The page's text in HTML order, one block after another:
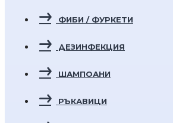
ФИБИ / ФУРКЕТИ
ДЕЗИНФЕКЦИЯ
ШАМПОАНИ
РЪКАВИЦИ